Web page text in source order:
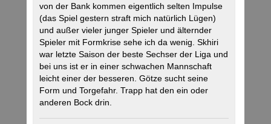
von der Bank kommen eigentlich selten Impulse
(das Spiel gestern straft mich natürlich Lügen)
und außer vieler junger Spieler und älternder
Spieler mit Formkrise sehe ich da wenig. Skhiri
war letzte Saison der beste Sechser der Liga und
bei uns ist er in einer schwachen Mannschaft
leicht einer der besseren. Götze sucht seine
Form und Torgefahr. Trapp hat den ein oder
anderen Bock drin.